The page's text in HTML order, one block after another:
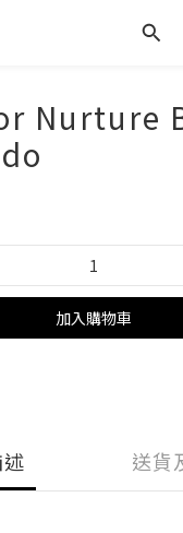
Nurture
加入購物車
送貨